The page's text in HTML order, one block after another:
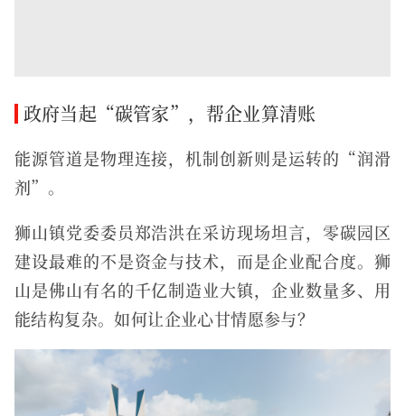
政府当起“碳管家”，帮企业算清账
能源管道是物理连接，机制创新则是运转的“润滑
剂”。
狮山镇党委委员郑浩洪在采访现场坦言，零碳园区
建设最难的不是资金与技术，而是企业配合度。狮
山是佛山有名的千亿制造业大镇，企业数量多、用
能结构复杂。如何让企业心甘情愿参与？